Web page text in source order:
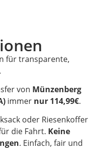
für transparente,
von Münzenberg
immer nur 114,99€.
oder Riesenkoffer
die Fahrt. Keine
. Einfach, fair und